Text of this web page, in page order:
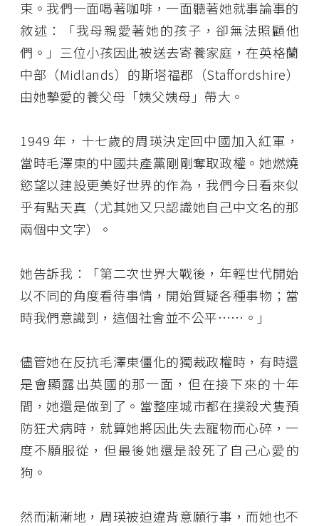
束。我們一面喝著咖啡，一面聽著她就事論事的
敘述：「我母親愛著她的孩子，卻無法照顧他
們。」三位小孩因此被送去寄養家庭，在英格蘭
中部（Midlands）的斯塔福郡（Staffordshire）
由她摯愛的養父母「姨父姨母」帶大。
1949 年，十七歲的周瑛決定回中國加入紅軍，
當時毛澤東的中國共產黨剛剛奪取政權。她燃燒
慾望以建設更美好世界的作為，我們今日看來似
乎有點天真（尤其她又只認識她自己中文名的那
兩個中文字）。
她告訴我：「第二次世界大戰後，年輕世代開始
以不同的角度看待事情，開始質疑各種事物；當
時我們意識到，這個社會並不公平……。」
儘管她在反抗毛澤東僵化的獨裁政權時，有時還
是會顯露出英國的那一面，但在接下來的十年
間，她還是做到了。當整座城市都在撲殺犬隻預
防狂犬病時，就算她將因此失去寵物而心碎，一
度不願服從，但最後她還是殺死了自己心愛的
狗。
然而漸漸地，周瑛被迫違背意願行事，而她也不